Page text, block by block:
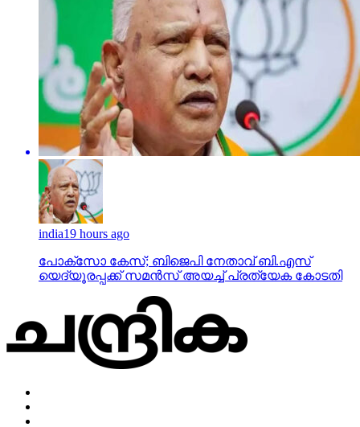
india19 hours ago
പോക്‌സോ കേസ്; ബിജെപി നേതാവ് ബി.എസ്
യെദ്യൂരപ്പക്ക് സമന്‍സ് അയച്ച് പ്രത്യേക കോടതി